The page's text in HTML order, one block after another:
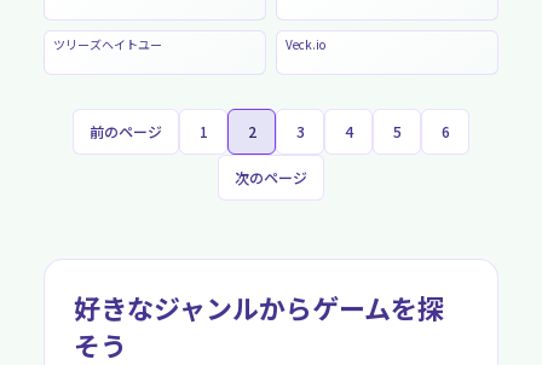
ツリーズヘイトユー Veck.io
前のページ 1 2 3 4 5 6
次のページ
好きなジャンルからゲームを探
そう